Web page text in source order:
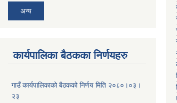
अन्य
कार्यपालिका बैठकका निर्णयहरु
गाउँ कार्यपालिकाको बैठकको निर्णय मिति २०८०।०३।
२३